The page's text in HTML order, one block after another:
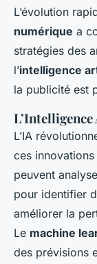
L’évolution
numérique a
stratégies des
l’intelligence
la publicité est
L’IA
ces
peuvent
pour identifier
améliorer la
Le machine
des prévisions